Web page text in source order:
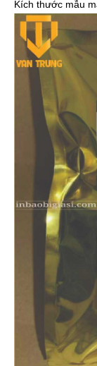
Kích thước mẫu